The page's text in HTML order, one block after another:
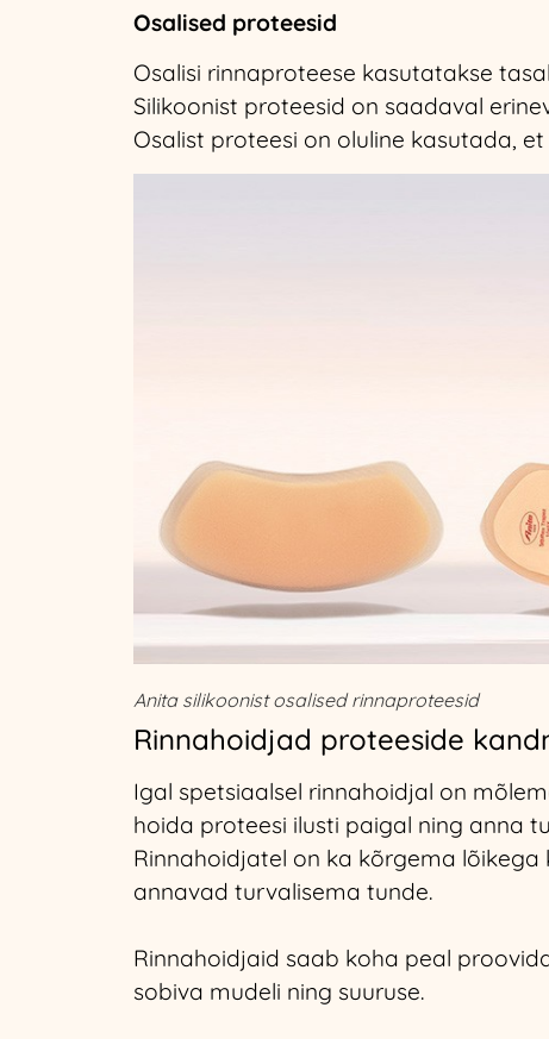
Osalised proteesid
Osalisi rinnaproteese kasutatakse
Silikoonist proteesid on saadaval
Osalist proteesi on oluline kasutada,
Anita silikoonist osalised rinnaproteesid
Rinnahoidjad proteeside
Igal spetsiaalsel rinnahoidjal on
hoida proteesi ilusti paigal ning anna
Rinnahoidjatel on ka kõrgema
annavad turvalisema tunde.
Rinnahoidjaid saab koha peal
sobiva mudeli ning suuruse.